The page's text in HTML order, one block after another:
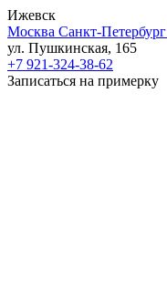
Ижевск
Москва Санкт-Петербург
ул. Пушкинская, 165
+7 921-324-38-62
Записаться на примерку